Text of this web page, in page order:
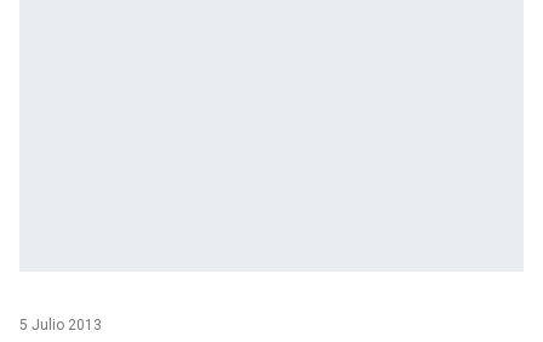
5 Julio 2013